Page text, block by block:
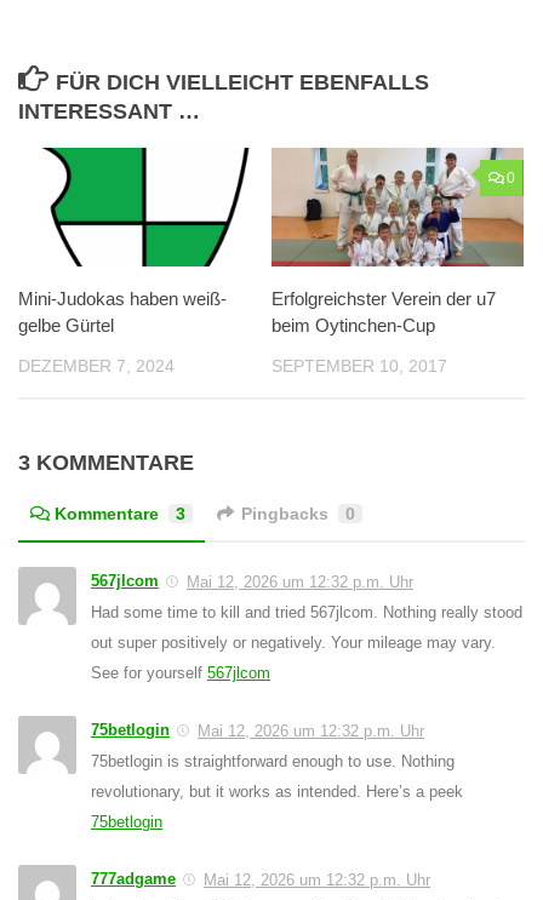
FÜR DICH VIELLEICHT EBENFALLS
INTERESSANT …
Mini-Judokas haben weiß-
gelbe Gürtel
DEZEMBER 7, 2024
0
Erfolgreichster Verein der u7
beim Oytinchen-Cup
SEPTEMBER 10, 2017
3 KOMMENTARE
Kommentare 3 Pingbacks 0
567jlcom
Mai 12, 2026 um 12:32 p.m. Uhr
Had some time to kill and tried 567jlcom. Nothing really stood
out super positively or negatively. Your mileage may vary.
See for yourself 567jlcom
75betlogin
Mai 12, 2026 um 12:32 p.m. Uhr
75betlogin is straightforward enough to use. Nothing
revolutionary, but it works as intended. Here’s a peek
75betlogin
777adgame
Mai 12, 2026 um 12:32 p.m. Uhr